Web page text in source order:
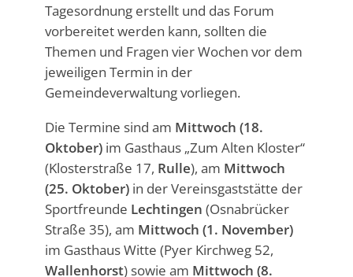
Tagesordnung erstellt und das Forum
vorbereitet werden kann, sollten die
Themen und Fragen vier Wochen vor dem
jeweiligen Termin in der
Gemeindeverwaltung vorliegen.
Die Termine sind am Mittwoch (18.
Oktober)im Gasthaus „Zum Alten Kloster“
(Klosterstraße 17, Rulle), am Mittwoch
(25. Oktober)in der Vereinsgaststätte der
Sportfreunde Lechtingen (Osnabrücker
Straße 35), am Mittwoch (1. November)
im Gasthaus Witte (Pyer Kirchweg 52,
Wallenhorst) sowie am Mittwoch (8.